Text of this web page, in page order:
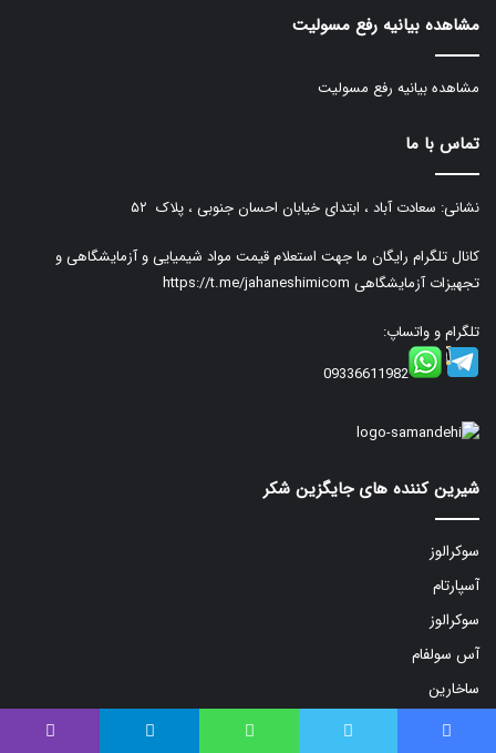
مشاهده بیانیه رفع مسولیت
مشاهده بیانیه رفع مسولیت
تماس با ما
نشانی: سعادت آباد ، ابتدای خیابان احسان جنوبی ، پلاک ۵۲
کانال تلگرام رایگان ما جهت استعلام قیمت مواد شیمیایی و آزمایشگاهی و
تجهیزات آزمایشگاهی https://t.me/jahaneshimicom
تلگرام و واتساپ:
09336611982
شیرین کننده های جایگزین شکر
سوکرالوز
آسپارتام
سوکرالوز
آس سولفام
ساخارین
آس سولفام پتاسیم